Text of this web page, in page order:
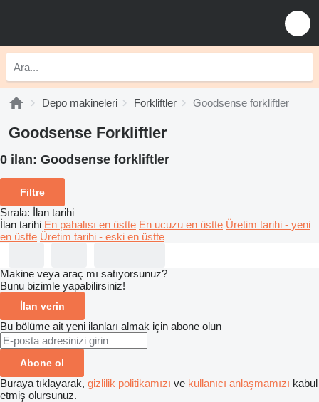
Depo makineleri Forkliftler Goodsense forkliftler
Goodsense Forkliftler
0 ilan: Goodsense forkliftler
Filtre
Sırala: İlan tarihi
İlan tarihi En pahalısı en üstte En ucuzu en üstte Üretim tarihi - yeni
en üstte Üretim tarihi - eski en üstte
Makine veya araç mı satıyorsunuz?
Bunu bizimle yapabilirsiniz!
İlan verin
Bu bölüme ait yeni ilanları almak için abone olun
Abone ol
Buraya tıklayarak, gizlilik politikamızı ve kullanıcı anlaşmamızı kabul
etmiş olursunuz.